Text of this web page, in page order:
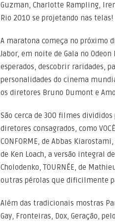
Guzman, Charlotte Rampling,
Rio 2010 se projetando nas telas!
A maratona começa no próximo
Jabor, em noite de Gala no
esperados, descobrir raridades,
personalidades do cinema
os diretores Bruno Dumont e
São cerca de 300 filmes
diretores consagrados, como VOCÊ
CONFORME, de Abbas Kiarostami,
de Ken Loach, a versão integral de
Cholodenko, TOURNÉE, de
outras pérolas que dificilmente
Além das tradicionais mostras
Gay, Fronteiras, Dox, Geração,